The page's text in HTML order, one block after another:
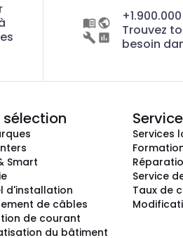
Trouvez
besoin
sélection
Smart
d'installation
de câbles
de courant
du bâtiment
Service
Services
Service
Taux de